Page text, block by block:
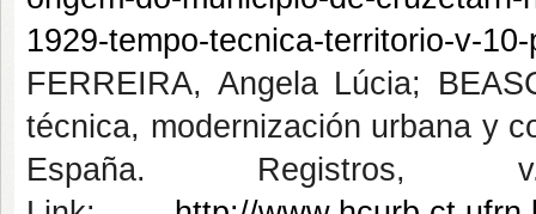
1929-tempo-tecnica-territorio-v-
FERREIRA, Angela Lúcia;
técnica, modernización urbana y
España.